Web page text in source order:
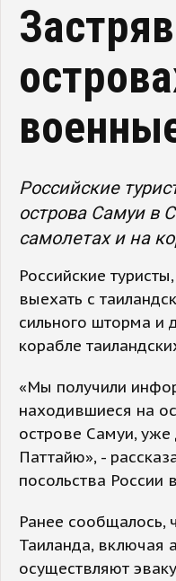
Российские
острова Самуи в
самолетах и на
Российские
выехать с
сильного шторма и
корабле
«Мы получили
находившиеся на
острове Самуи,
Паттайю», -
посольства России
Ранее сообщалось,
Таиланда, включая
осуществляют